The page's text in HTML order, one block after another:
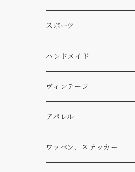
ステッカー
バッグ
パンツ
パーカー・トレーナー
アウター
スキー
DOGS
WEAR
Four My Self
Ten
アメリカ軍払い下げ
...mura
マット、シート
エアフレッシュナー
小物
ヘルメット
ファニチャー
キッチン
スリーピング
小物
コーヒー
スポーツ
サーフ
スキー
ハンドメイド
ステッカー
ワッペン
小物
ヴィンテージ
ワッペン
ステッカー
アパレル
Tシャツ
ワッペン、ステッカー